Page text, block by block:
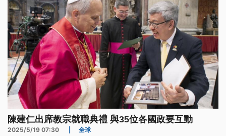
陳建仁出席教宗就職典禮 與35位各國政要互動
2025/5/19 07:30 全球